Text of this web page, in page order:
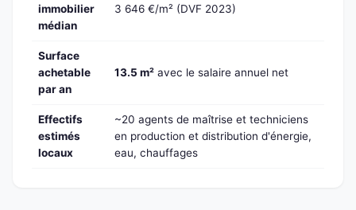
immobilier
médian
3 646 €/m² (DVF 2023)
Surface
achetable
par an
13.5 m² avec le salaire annuel net
Effectifs
estimés
locaux
~20 agents de maîtrise et techniciens
en production et distribution d'énergie,
eau, chauffages